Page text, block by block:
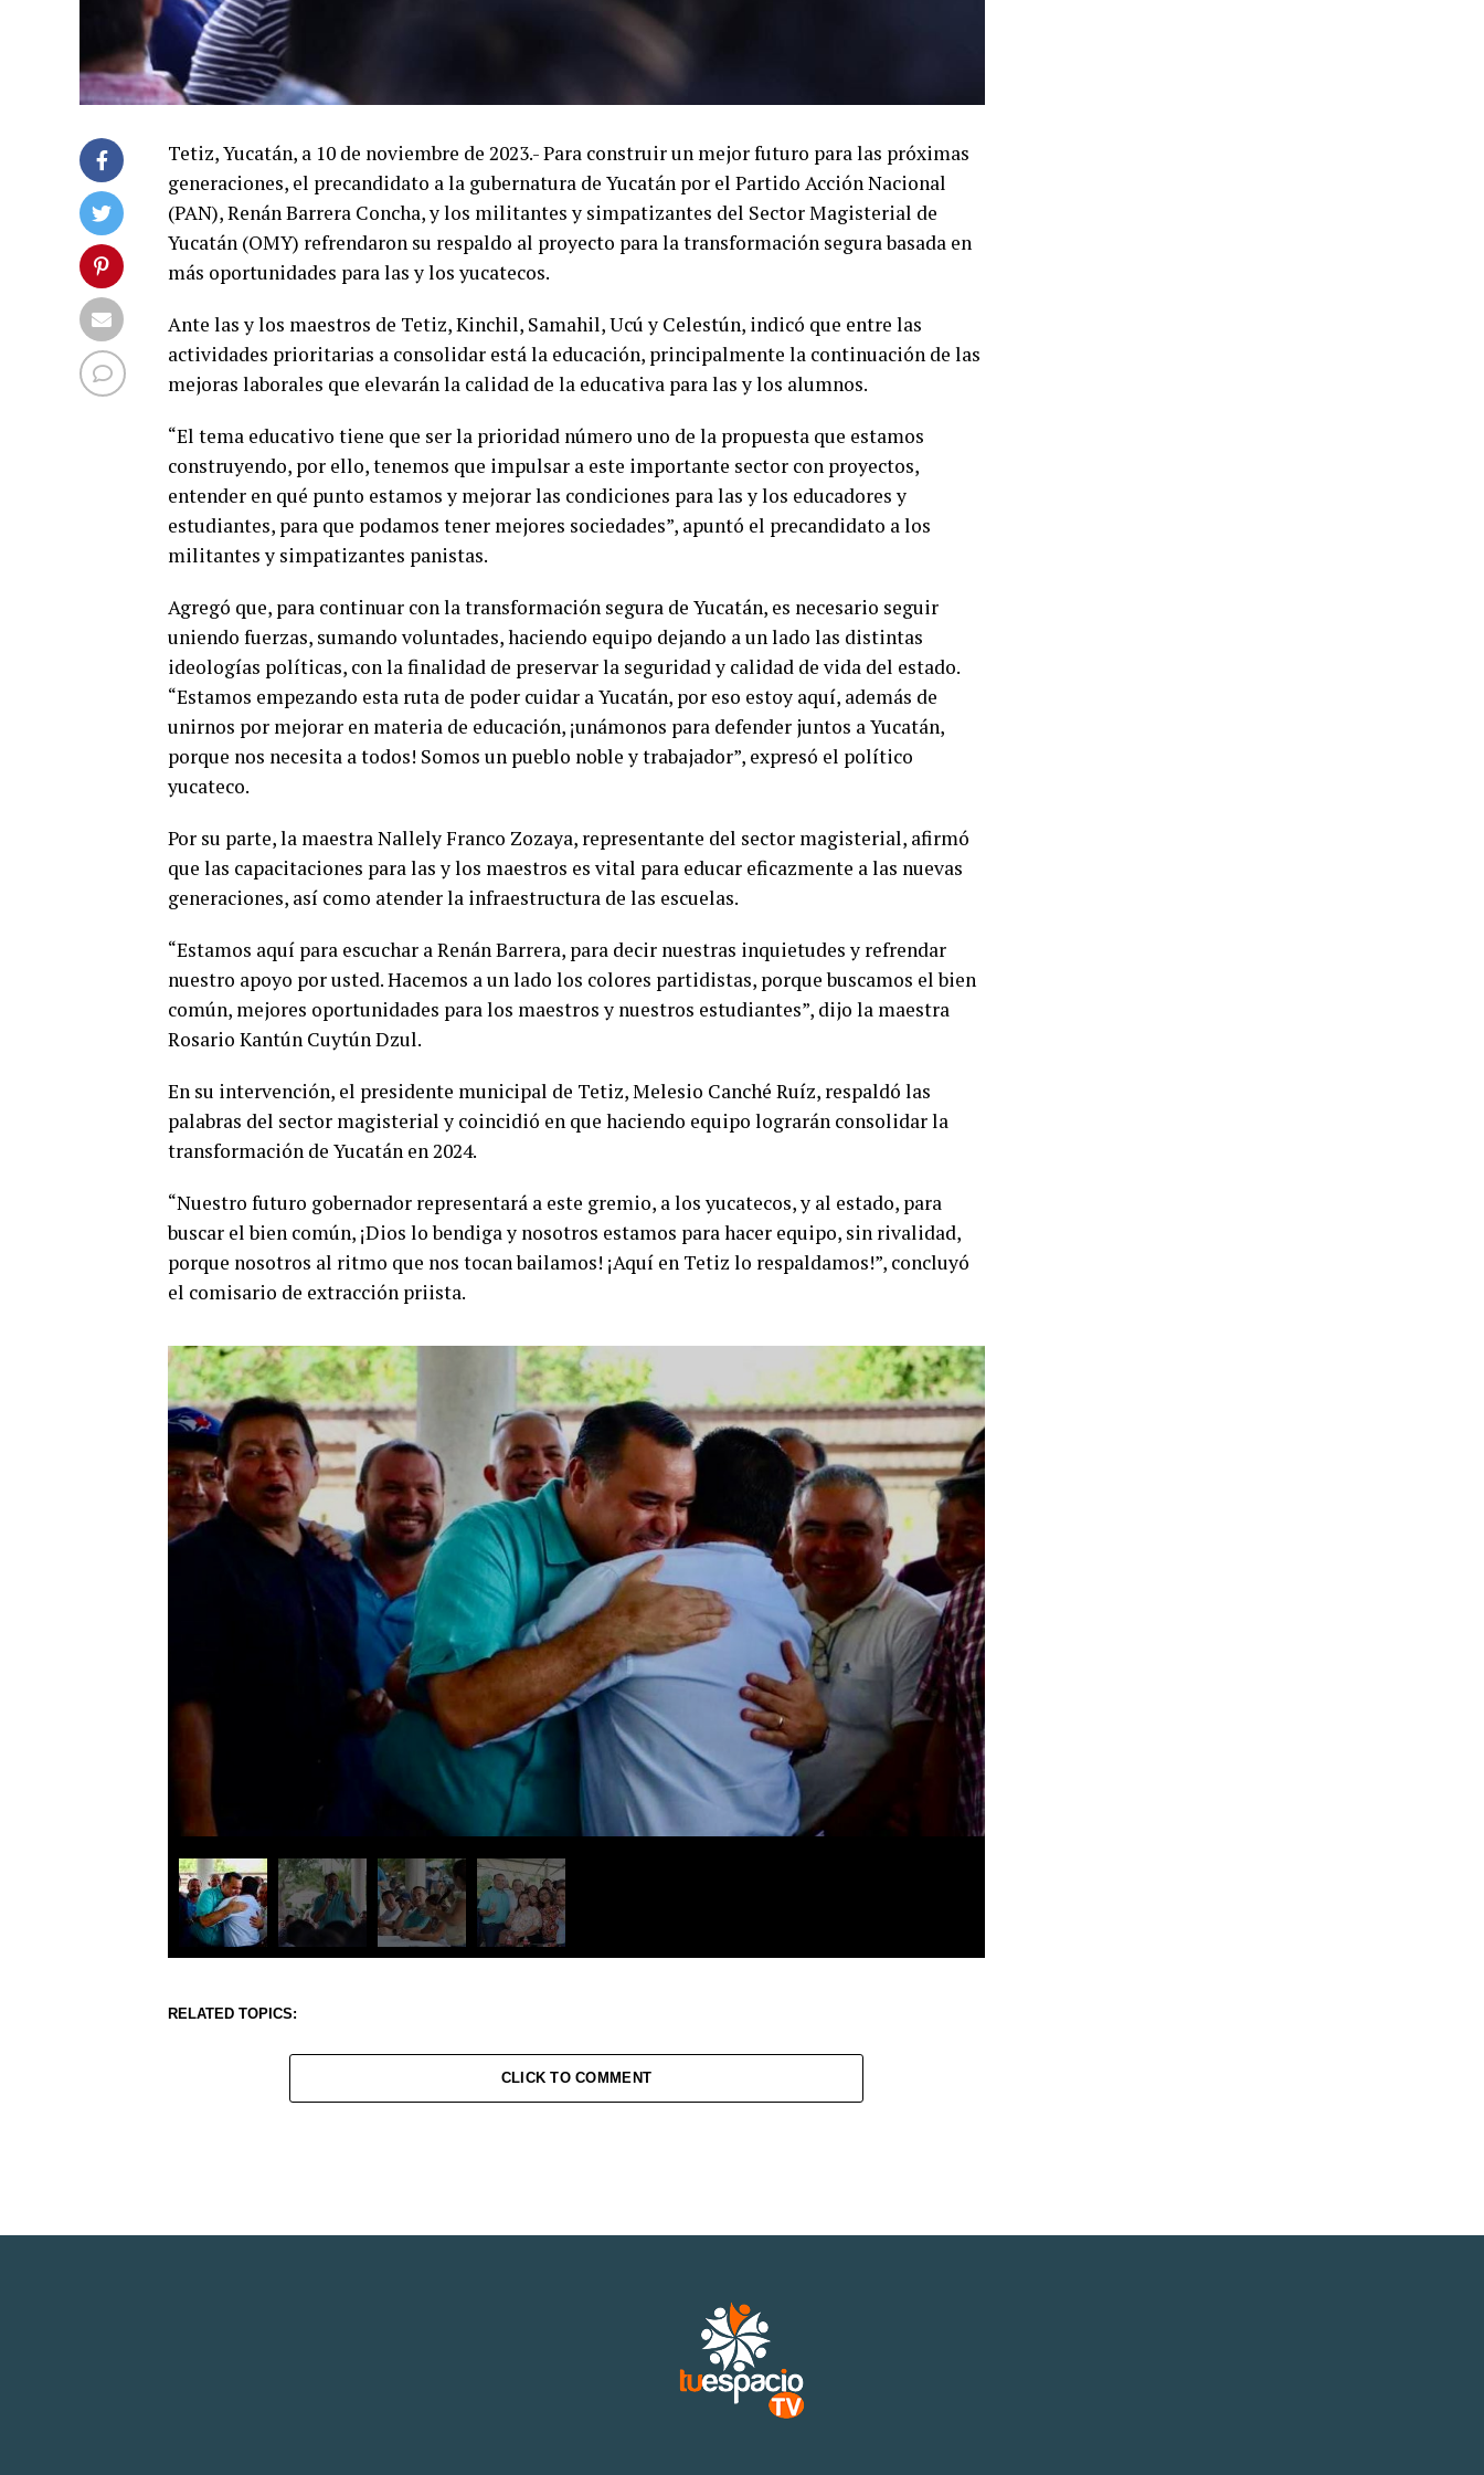
Tetiz, Yucatán, a 10 de noviembre de 2023.- Para construir un mejor futuro para las próximas
generaciones, el precandidato a la gubernatura de Yucatán por el Partido Acción Nacional
(PAN), Renán Barrera Concha, y los militantes y simpatizantes del Sector Magisterial de
Yucatán (OMY) refrendaron su respaldo al proyecto para la transformación segura basada en
más oportunidades para las y los yucatecos.
Ante las y los maestros de Tetiz, Kinchil, Samahil, Ucú y Celestún, indicó que entre las
actividades prioritarias a consolidar está la educación, principalmente la continuación de las
mejoras laborales que elevarán la calidad de la educativa para las y los alumnos.
“El tema educativo tiene que ser la prioridad número uno de la propuesta que estamos
construyendo, por ello, tenemos que impulsar a este importante sector con proyectos,
entender en qué punto estamos y mejorar las condiciones para las y los educadores y
estudiantes, para que podamos tener mejores sociedades”, apuntó el precandidato a los
militantes y simpatizantes panistas.
Agregó que, para continuar con la transformación segura de Yucatán, es necesario seguir
uniendo fuerzas, sumando voluntades, haciendo equipo dejando a un lado las distintas
ideologías políticas, con la finalidad de preservar la seguridad y calidad de vida del estado.
“Estamos empezando esta ruta de poder cuidar a Yucatán, por eso estoy aquí, además de
unirnos por mejorar en materia de educación, ¡unámonos para defender juntos a Yucatán,
porque nos necesita a todos! Somos un pueblo noble y trabajador”, expresó el político
yucateco.
Por su parte, la maestra Nallely Franco Zozaya, representante del sector magisterial, afirmó
que las capacitaciones para las y los maestros es vital para educar eficazmente a las nuevas
generaciones, así como atender la infraestructura de las escuelas.
“Estamos aquí para escuchar a Renán Barrera, para decir nuestras inquietudes y refrendar
nuestro apoyo por usted. Hacemos a un lado los colores partidistas, porque buscamos el bien
común, mejores oportunidades para los maestros y nuestros estudiantes”, dijo la maestra
Rosario Kantún Cuytún Dzul.
En su intervención, el presidente municipal de Tetiz, Melesio Canché Ruíz, respaldó las
palabras del sector magisterial y coincidió en que haciendo equipo lograrán consolidar la
transformación de Yucatán en 2024.
“Nuestro futuro gobernador representará a este gremio, a los yucatecos, y al estado, para
buscar el bien común, ¡Dios lo bendiga y nosotros estamos para hacer equipo, sin rivalidad,
porque nosotros al ritmo que nos tocan bailamos! ¡Aquí en Tetiz lo respaldamos!”, concluyó
el comisario de extracción priista.
RELATED TOPICS:
CLICK TO COMMENT